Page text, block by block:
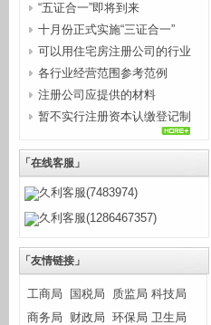
“五证合一”即将到来
十月份正式实施“三证合一”
可以用住宅房注册公司的行业
各行业经营范围参考范例
注册公司应提供的材料
暂不实行注册资本认缴登记制
「在线客服」
久利客服(7483974)
久利客服(1286467357)
「友情链接」
工商局 国税局 质监局 科技局
商务局
财政局 环保局 卫生局